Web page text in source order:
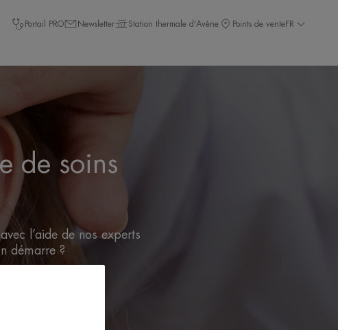
Portail PRO Newsletter Station thermale d'Avène Points de venteFR
de soins
l’aide de nos experts
démarre ?